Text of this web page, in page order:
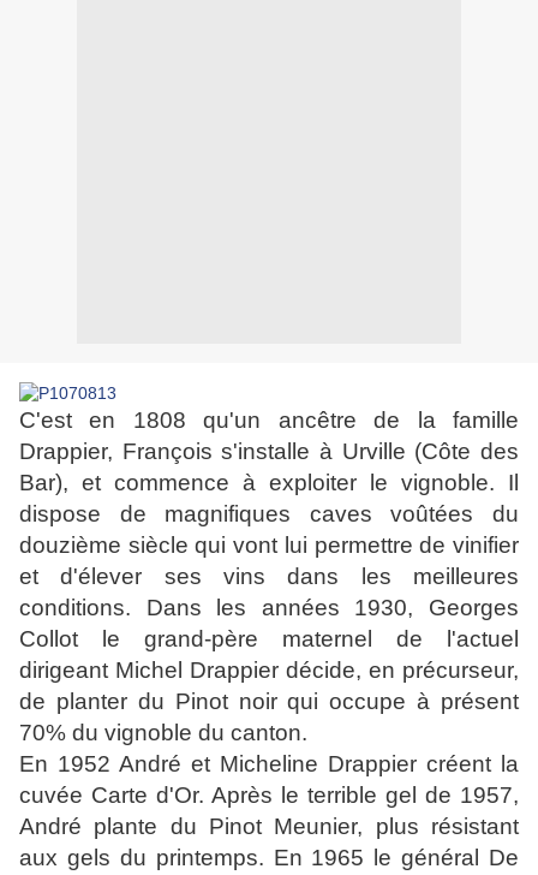
C'est en 1808 qu'un ancêtre de la famille
Drappier, François s'installe à Urville (Côte des
Bar), et commence à exploiter le vignoble. Il
dispose de magnifiques caves voûtées du
douzième siècle qui vont lui permettre de vinifier
et d'élever ses vins dans les meilleures
conditions. Dans les années 1930, Georges
Collot le grand-père maternel de l'actuel
dirigeant Michel Drappier décide, en précurseur,
de planter du Pinot noir qui occupe à présent
70% du vignoble du canton.
En 1952 André et Micheline Drappier créent la
cuvée Carte d'Or. Après le terrible gel de 1957,
André plante du Pinot Meunier, plus résistant
aux gels du printemps. En 1965 le général De